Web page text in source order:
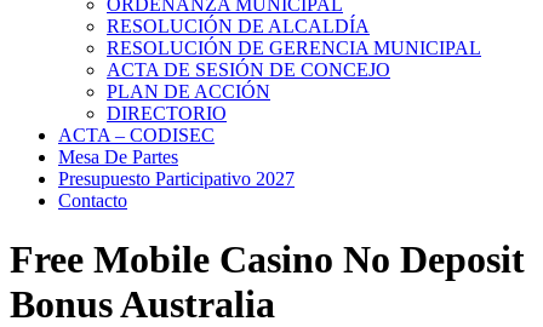
ORDENANZA MUNICIPAL
RESOLUCIÓN DE ALCALDÍA
RESOLUCIÓN DE GERENCIA MUNICIPAL
ACTA DE SESIÓN DE CONCEJO
PLAN DE ACCIÓN
DIRECTORIO
ACTA – CODISEC
Mesa De Partes
Presupuesto Participativo 2027
Contacto
Free Mobile Casino No Deposit
Bonus Australia